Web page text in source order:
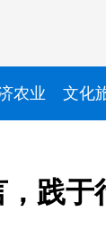
农业 文化
，践于